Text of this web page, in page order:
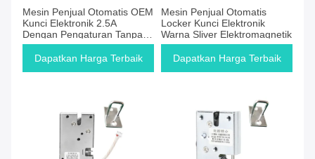
Mesin Penjual Otomatis OEM
Kunci Elektronik 2.5A
Dengan Pengaturan Tanpa
Kunci Ramah Pengguna
Dapatkan Harga Terbaik
Mesin Penjual Otomatis
Locker Kunci Elektronik
Warna Sliver Elektromagnetik
Dapatkan Harga Terbaik